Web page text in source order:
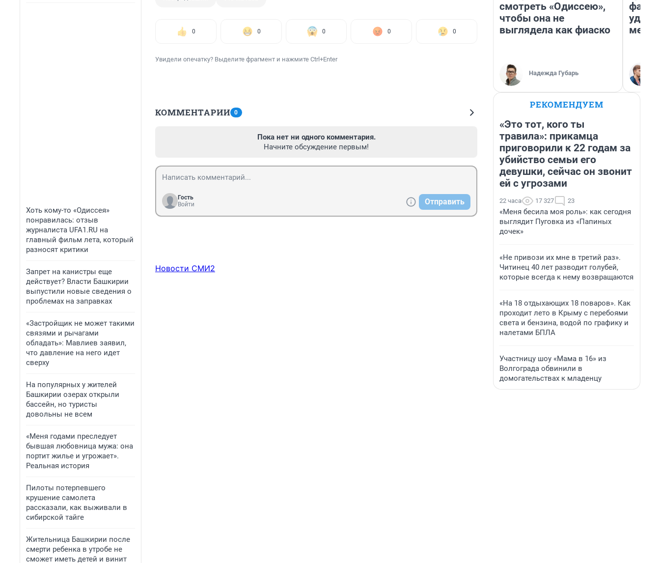
Хоть кому-то «Одиссея»
понравилась: отзыв
журналиста UFA1.RU на
главный фильм лета, который
разносят критики
Запрет на канистры еще
действует? Власти Башкирии
выпустили новые сведения о
проблемах на заправках
«Застройщик не может такими
связями и рычагами
обладать»: Мавлиев заявил,
что давление на него идет
сверху
На популярных у жителей
Башкирии озерах открыли
бассейн, но туристы
довольны не всем
«Меня годами преследует
бывшая любовница мужа: она
портит жилье и угрожает».
Реальная история
Пилоты потерпевшего
крушение самолета
рассказали, как выживали в
сибирской тайге
Жительница Башкирии после
смерти ребенка в утробе не
сможет иметь детей и винит
0 0 0 0 0
Увидели опечатку? Выделите фрагмент и нажмите Ctrl+Enter
КОММЕНТАРИИ 0
Пока нет ни одного комментария.
Начните обсуждение первым!
Гость
Войти
Отправить
Новости СМИ2
смотреть «Одиссею»,
чтобы она не
выглядела как фиаско
Надежда Губарь
месте
РЕКОМЕНДУЕМ
«Это тот, кого ты
травила»: прикамца
приговорили к 22 годам за
убийство семьи его
девушки, сейчас он звонит
ей с угрозами
22 часа 17 327 23
«Меня бесила моя роль»: как сегодня
выглядит Пуговка из «Папиных
дочек»
«Не привози их мне в третий раз».
Читинец 40 лет разводит голубей,
которые всегда к нему возвращаются
«На 18 отдыхающих 18 поваров». Как
проходит лето в Крыму с перебоями
света и бензина, водой по графику и
налетами БПЛА
Участницу шоу «Мама в 16» из
Волгограда обвинили в
домогательствах к младенцу